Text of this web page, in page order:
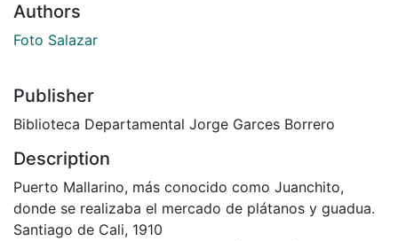
Authors
Foto Salazar
Publisher
Biblioteca Departamental Jorge Garces Borrero
Description
Puerto Mallarino, más conocido como Juanchito,
donde se realizaba el mercado de plátanos y guadua.
Santiago de Cali, 1910